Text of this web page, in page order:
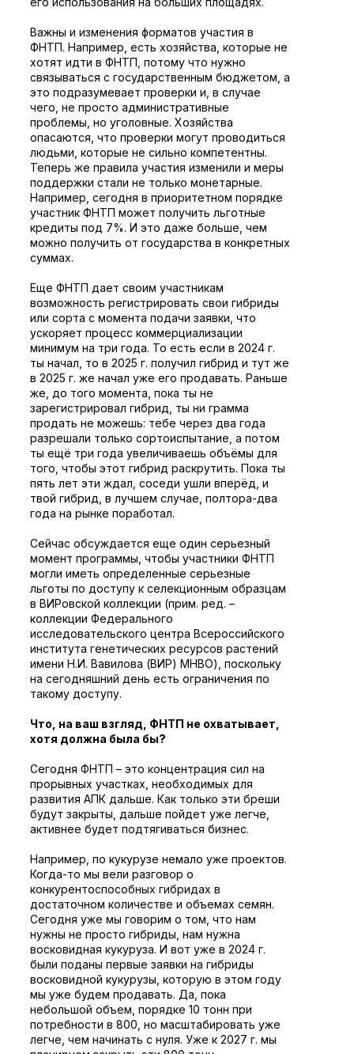
Важны и изменения форматов участия в
ФНТП. Например, есть хозяйства, которые не
хотят идти в ФНТП, потому что нужно
связываться с государственным бюджетом, а
это подразумевает проверки и, в случае
чего, не просто административные
проблемы, но уголовные. Хозяйства
опасаются, что проверки могут проводиться
людьми, которые не сильно компетентны.
Теперь же правила участия изменили и меры
поддержки стали не только монетарные.
Например, сегодня в приоритетном порядке
участник ФНТП может получить льготные
кредиты под 7%. И это даже больше, чем
можно получить от государства в конкретных
суммах.
Еще ФНТП дает своим участникам
возможность регистрировать свои гибриды
или сорта с момента подачи заявки, что
ускоряет процесс коммерциализации
минимум на три года. То есть если в 2024 г.
ты начал, то в 2025 г. получил гибрид и тут же
в 2025 г. же начал уже его продавать. Раньше
же, до того момента, пока ты не
зарегистрировал гибрид, ты ни грамма
продать не можешь: тебе через два года
разрешали только сортоиспытание, а потом
ты ещё три года увеличиваешь объёмы для
того, чтобы этот гибрид раскрутить. Пока ты
пять лет эти ждал, соседи ушли вперёд, и
твой гибрид, в лучшем случае, полтора-два
года на рынке поработал.
Сейчас обсуждается еще один серьезный
момент программы, чтобы участники ФНТП
могли иметь определенные серьезные
льготы по доступу к селекционным образцам
в ВИРовской коллекции (прим. ред. –
коллекции Федерального
исследовательского центра Всероссийского
института генетических ресурсов растений
имени Н.И. Вавилова (ВИР) МНВО), поскольку
на сегодняшний день есть ограничения по
такому доступу.
Что, на ваш взгляд, ФНТП не охватывает,
хотя должна была бы?
Сегодня ФНТП – это концентрация сил на
прорывных участках, необходимых для
развития АПК дальше. Как только эти бреши
будут закрыты, дальше пойдет уже легче,
активнее будет подтягиваться бизнес.
Например, по кукурузе немало уже проектов.
Когда-то мы вели разговор о
конкурентоспособных гибридах в
достаточном количестве и объемах семян.
Сегодня уже мы говорим о том, что нам
нужны не просто гибриды, нам нужна
восковидная кукуруза. И вот уже в 2024 г.
были поданы первые заявки на гибриды
восковидной кукурузы, которую в этом году
мы уже будем продавать. Да, пока
небольшой объем, порядке 10 тонн при
потребности в 800, но масштабировать уже
легче, чем начинать с нуля. Уже к 2027 г. мы